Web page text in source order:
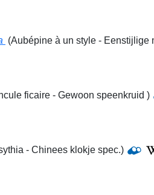
(Aubépine à un style - Eenstijlige
ficaire - Gewoon speenkruid )
- Chinees klokje spec.)